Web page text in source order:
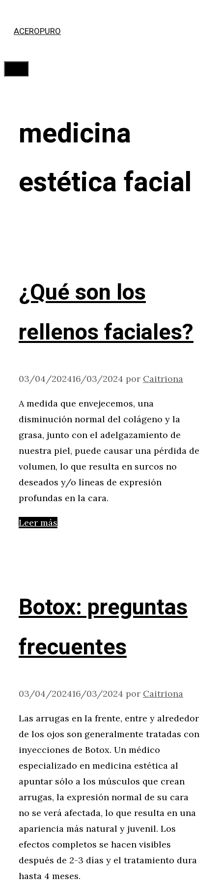
ACEROPURO
medicina
estética facial
¿Qué son los
rellenos faciales?
03/04/202416/03/2024 por Caitriona
A medida que envejecemos, una
disminución normal del colágeno y la
grasa, junto con el adelgazamiento de
nuestra piel, puede causar una pérdida de
volumen, lo que resulta en surcos no
deseados y/o líneas de expresión
profundas en la cara.
Leer más
Botox: preguntas
frecuentes
03/04/202416/03/2024 por Caitriona
Las arrugas en la frente, entre y alrededor
de los ojos son generalmente tratadas con
inyecciones de Botox. Un médico
especializado en medicina estética al
apuntar sólo a los músculos que crean
arrugas, la expresión normal de su cara
no se verá afectada, lo que resulta en una
apariencia más natural y juvenil. Los
efectos completos se hacen visibles
después de 2-3 días y el tratamiento dura
hasta 4 meses.